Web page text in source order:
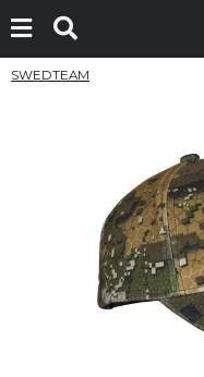
SWEDTEAM